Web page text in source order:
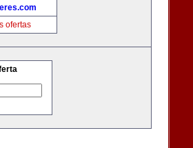
ofertas